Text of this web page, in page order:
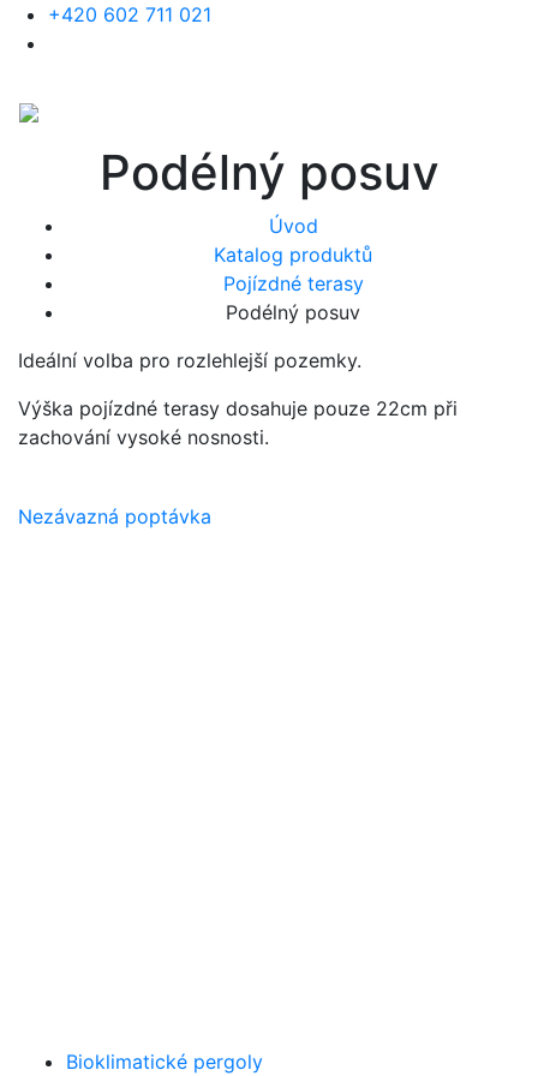
+420 602 711 021
Podélný posuv
Úvod
Katalog produktů
Pojízdné terasy
Podélný posuv
Ideální volba pro rozlehlejší pozemky.
Výška pojízdné terasy dosahuje pouze 22cm při
zachování vysoké nosnosti.
Nezávazná poptávka
názory klientů
profesionální, ale zároveň lidský
práce!
Bioklimatické pergoly